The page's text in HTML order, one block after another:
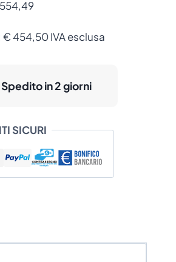
€454,50IVA esclusa
Spedito in 2 giorni
SICURI